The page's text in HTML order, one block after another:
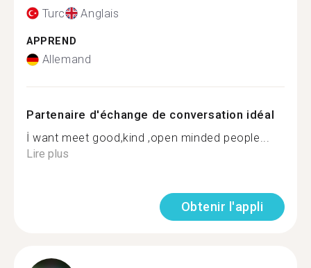
Turc Anglais
APPREND
Allemand
Partenaire d'échange de conversation idéal
İ want meet good,kind ,open minded people...
Lire plus
Obtenir l'appli